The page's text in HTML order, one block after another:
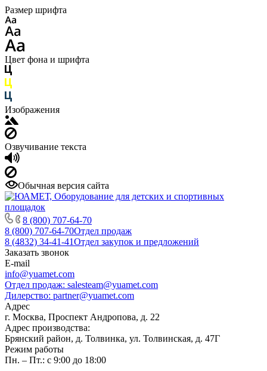
Размер шрифта
Цвет фона и шрифта
Изображения
Озвучивание текста
Обычная версия сайта
8 (800) 707-64-70
8 (800) 707-64-70Отдел продаж
8 (4832) 34-41-41Отдел закупок и предложений
Заказать звонок
E-mail
info@yuamet.com
Отдел продаж: salesteam@yuamet.com
Дилерство: partner@yuamet.com
Адрес
г. Москва, Проспект Андропова, д. 22
Адрес производства:
Брянский район, д. Толвинка, ул. Толвинская, д. 47Г
Режим работы
Пн. – Пт.: с 9:00 до 18:00